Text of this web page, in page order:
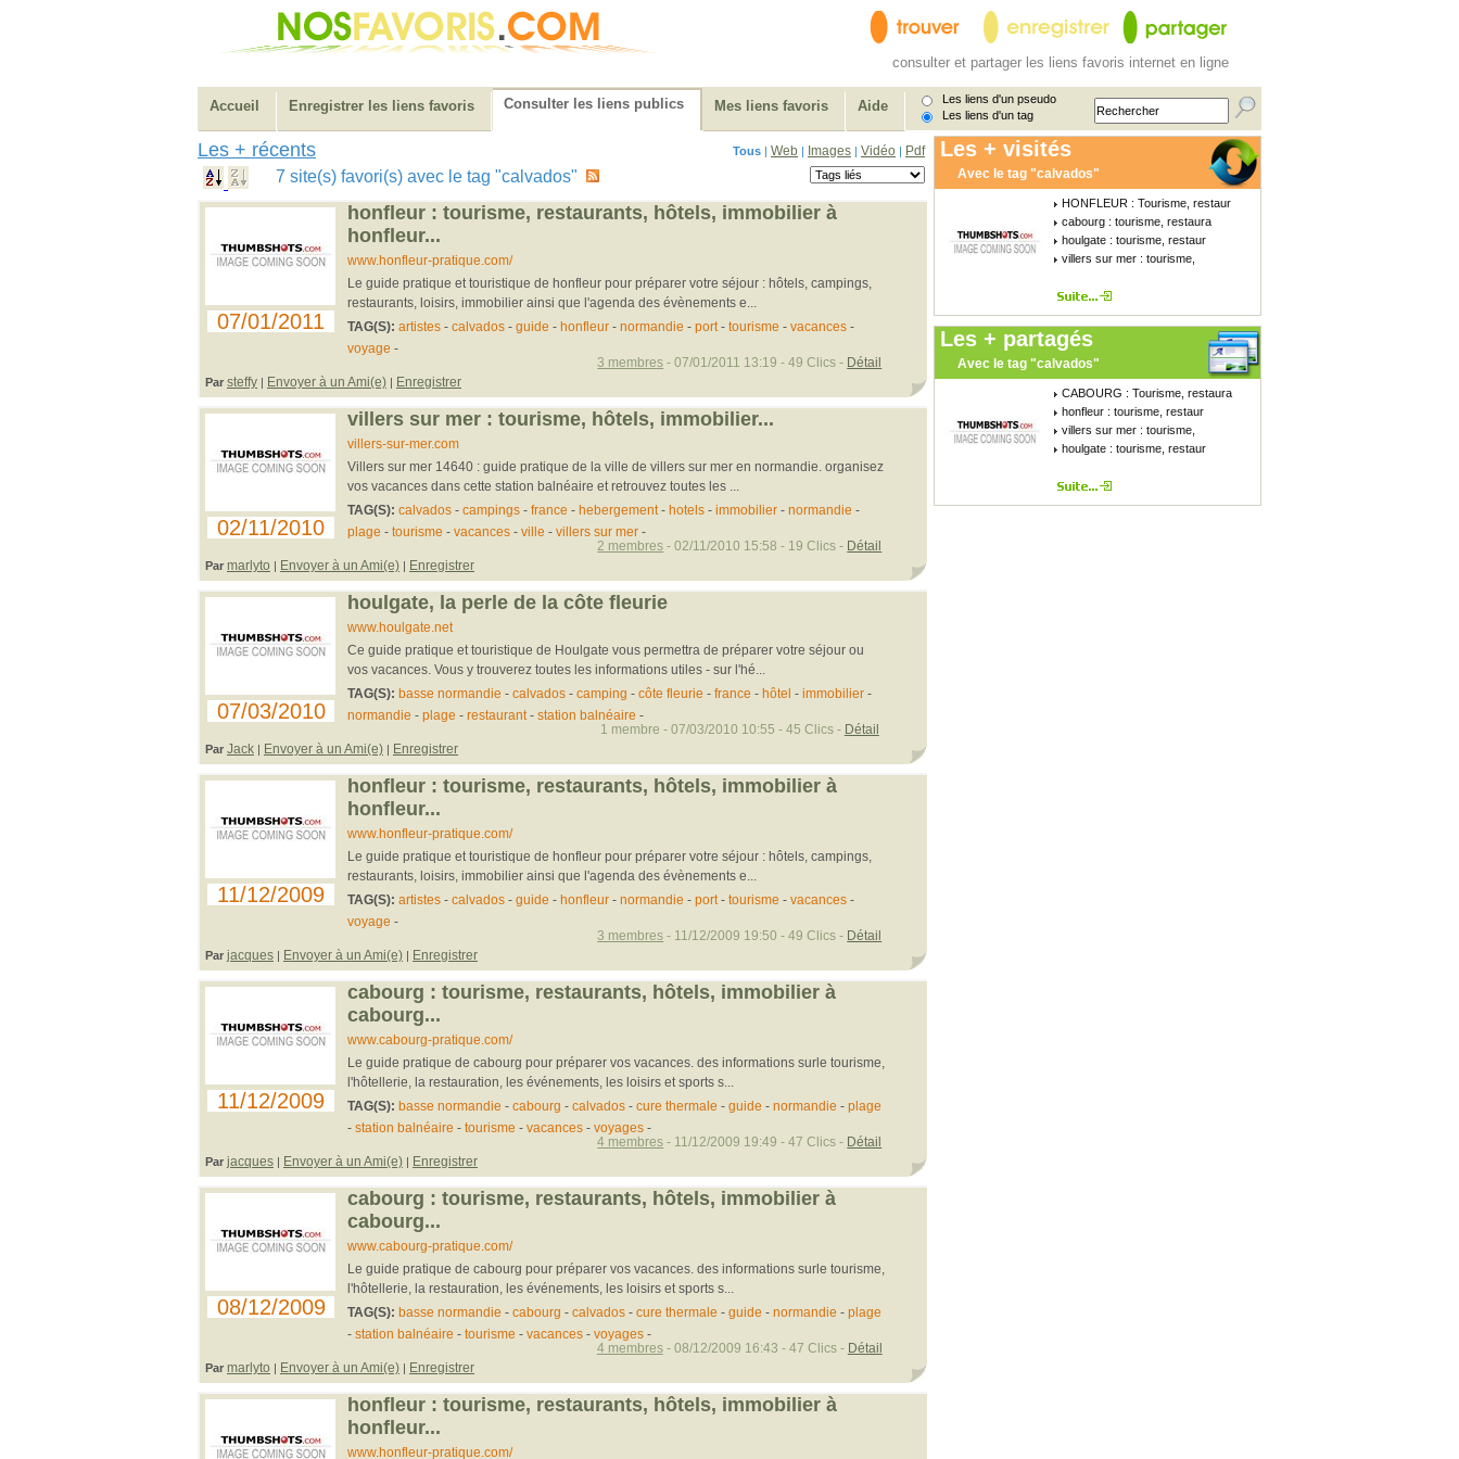
consulter et partager les liens favoris internet en ligne
Accueil Enregistrer les liens favoris Consulter les liens publics Mes liens favoris Aide
Les liens d'un pseudo
Les liens d'un tag
Les + récents Tous | Web | Images | Vidéo | Pdf
7 site(s) favori(s) avec le tag "calvados"
07/01/2011
honfleur : tourisme, restaurants, hôtels, immobilier à
honfleur...
www.honfleur-pratique.com/
Le guide pratique et touristique de honfleur pour préparer votre séjour : hôtels, campings,
restaurants, loisirs, immobilier ainsi que l'agenda des évènements e...
TAG(S): artistes- calvados- guide - honfleur- normandie - port- tourisme - vacances-
voyage -
Par steffy | Envoyer à un Ami(e) | Enregistrer
3 membres - 07/01/2011 13:19 - 49 Clics - Détail
02/11/2010
villers sur mer : tourisme, hôtels, immobilier...
villers-sur-mer.com
Villers sur mer 14640 : guide pratique de la ville de villers sur mer en normandie. organisez
vos vacances dans cette station balnéaire et retrouvez toutes les ...
TAG(S): calvados- campings- france - hebergement- hotels- immobilier- normandie -
plage - tourisme - vacances- ville - villers sur mer-
Par marlyto | Envoyer à un Ami(e) | Enregistrer
2 membres - 02/11/2010 15:58 - 19 Clics - Détail
07/03/2010
houlgate, la perle de la côte fleurie
www.houlgate.net
Ce guide pratique et touristique de Houlgate vous permettra de préparer votre séjour ou
vos vacances. Vous y trouverez toutes les informations utiles - sur l'hé...
TAG(S): basse normandie - calvados- camping - côte fleurie - france - hôtel - immobilier-
normandie - plage - restaurant- station balnéaire -
Par Jack | Envoyer à un Ami(e) | Enregistrer
1 membre - 07/03/2010 10:55 - 45 Clics - Détail
11/12/2009
honfleur : tourisme, restaurants, hôtels, immobilier à
honfleur...
www.honfleur-pratique.com/
Le guide pratique et touristique de honfleur pour préparer votre séjour : hôtels, campings,
restaurants, loisirs, immobilier ainsi que l'agenda des évènements e...
TAG(S): artistes- calvados- guide - honfleur- normandie - port- tourisme - vacances-
voyage -
Par jacques | Envoyer à un Ami(e) | Enregistrer
3 membres - 11/12/2009 19:50 - 49 Clics - Détail
11/12/2009
cabourg : tourisme, restaurants, hôtels, immobilier à
cabourg...
www.cabourg-pratique.com/
Le guide pratique de cabourg pour préparer vos vacances. des informations surle tourisme,
l'hôtellerie, la restauration, les événements, les loisirs et sports s...
TAG(S): basse normandie - cabourg - calvados- cure thermale - guide - normandie - plage
- station balnéaire - tourisme - vacances- voyages-
Par jacques | Envoyer à un Ami(e) | Enregistrer
4 membres - 11/12/2009 19:49 - 47 Clics - Détail
08/12/2009
cabourg : tourisme, restaurants, hôtels, immobilier à
cabourg...
www.cabourg-pratique.com/
Le guide pratique de cabourg pour préparer vos vacances. des informations surle tourisme,
l'hôtellerie, la restauration, les événements, les loisirs et sports s...
TAG(S): basse normandie - cabourg - calvados- cure thermale - guide - normandie - plage
- station balnéaire - tourisme - vacances- voyages-
Par marlyto | Envoyer à un Ami(e) | Enregistrer
4 membres- 08/12/2009 16:43 - 47 Clics - Détail
honfleur : tourisme, restaurants, hôtels, immobilier à
honfleur...
www.honfleur-pratique.com/
Les + visités
Avec le tag "calvados"
HONFLEUR : Tourisme, restaur
cabourg : tourisme, restaura
houlgate : tourisme, restaur
villers sur mer : tourisme,
Les + partagés
Avec le tag "calvados"
CABOURG : Tourisme, restaura
honfleur : tourisme, restaur
villers sur mer : tourisme,
houlgate : tourisme, restaur